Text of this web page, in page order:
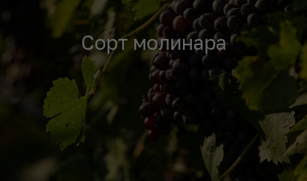
Сорт молинара